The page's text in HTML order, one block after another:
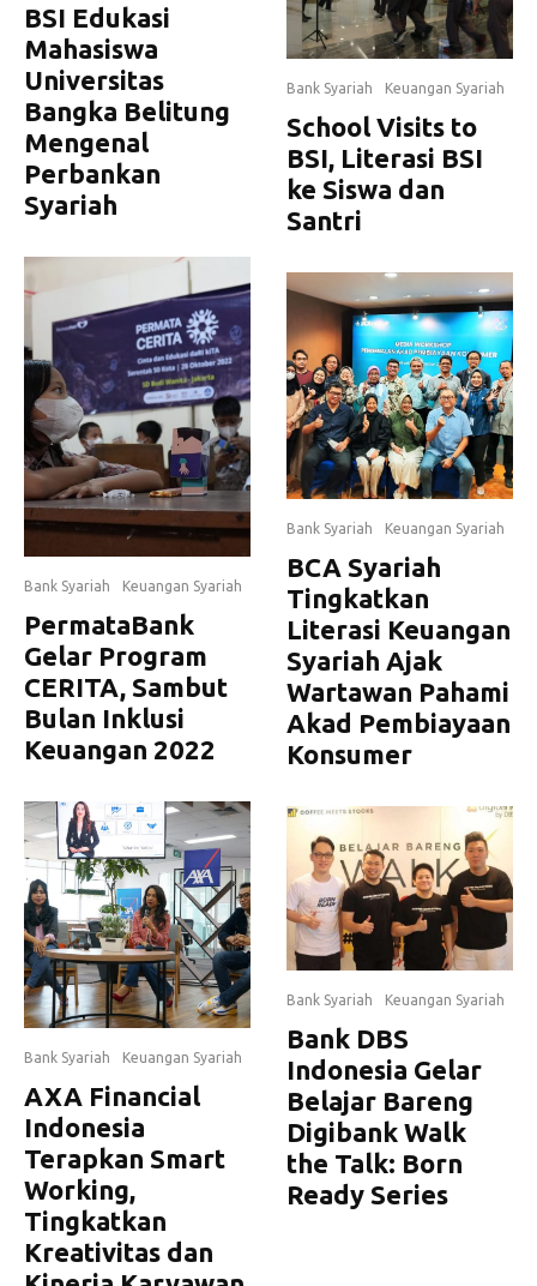
BSI Edukasi
Mahasiswa
Universitas
Bangka Belitung
Mengenal
Perbankan
Syariah
Bank Syariah Keuangan Syariah
PermataBank
Gelar Program
CERITA, Sambut
Bulan Inklusi
Keuangan 2022
Bank Syariah Keuangan Syariah
AXA Financial
Indonesia
Terapkan Smart
Working,
Tingkatkan
Kreativitas dan
Bank Syariah Keuangan Syariah
School Visits to
BSI, Literasi BSI
ke Siswa dan
Santri
Bank Syariah Keuangan Syariah
BCA Syariah
Tingkatkan
Literasi Keuangan
Syariah Ajak
Wartawan Pahami
Akad Pembiayaan
Konsumer
Bank Syariah Keuangan Syariah
Bank DBS
Indonesia Gelar
Belajar Bareng
Digibank Walk
the Talk: Born
Ready Series